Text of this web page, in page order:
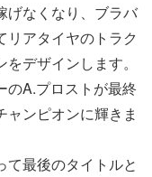
げなくなり、ブラバ
リアタイヤのトラク
デザインします。
のA.プロストが最終
ンピオンに輝きま
て最後のタイトルと